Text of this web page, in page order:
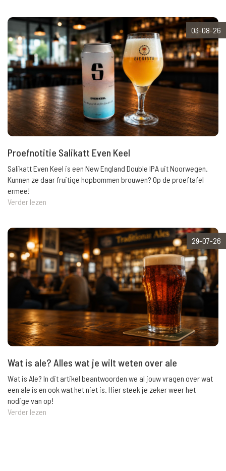
03-08-26
Proefnotitie Salikatt Even Keel
Salikatt Even Keel is een New England Double IPA uit Noorwegen.
Kunnen ze daar fruitige hopbommen brouwen? Op de proeftafel
ermee!
Verder lezen
29-07-26
Wat is ale? Alles wat je wilt weten over ale
Wat is Ale? In dit artikel beantwoorden we al jouw vragen over wat
een ale is en ook wat het niet is. Hier steek je zeker weer het
nodige van op!
Verder lezen